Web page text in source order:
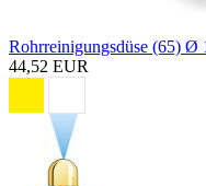
Rohrreinigungsdüse (65) Ø
44,52 EUR